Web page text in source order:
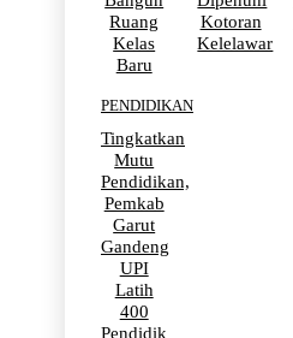
Ruang
Kelas
Baru
Kotoran
Kelelawar
PENDIDIKAN
Tingkatkan
Mutu
Pendidikan,
Pemkab
Garut
Gandeng
UPI
Latih
400
Pendidik